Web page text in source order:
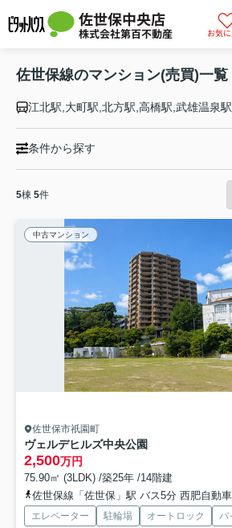
佐世保中央店
株式会社第百不動産 お気
佐世保線のマンション(売買)一覧
条件から探す
5棟 5件
中古マンション
佐世保市祇園町
ヴェルデヒルズ中央公園
2,500万円
75.90㎡ (3LDK) /築25年 /14階建
佐世保線「佐世保」駅 バス5分 西肥自動車「松浦
エレベーター 駐輪場 オートロック バ